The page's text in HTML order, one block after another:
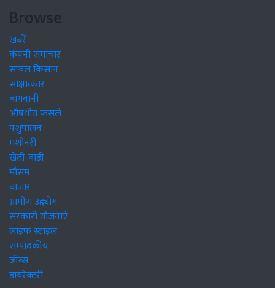
Browse
खबरें
कंपनी समाचार
सफल किसान
साक्षात्कार
बागवानी
औषधीय फसलें
पशुपालन
मशीनरी
खेती-बाड़ी
मौसम
बाजार
ग्रामीण उद्द्योग
सरकारी योजनाएं
लाइफ स्टाइल
सम्पादकीय
जॉब्स
डायरेक्टरी